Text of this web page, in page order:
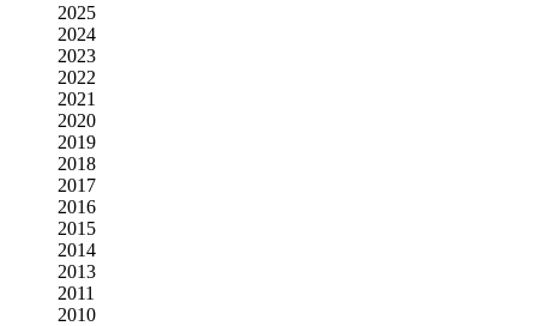
2025
2024
2023
2022
2021
2020
2019
2018
2017
2016
2015
2014
2013
2011
2010